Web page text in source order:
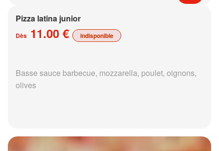
Pizza latina junior
Dès 11.00 € indisponible
Basse sauce barbecue, mozzarella, poulet, oignons,
olives